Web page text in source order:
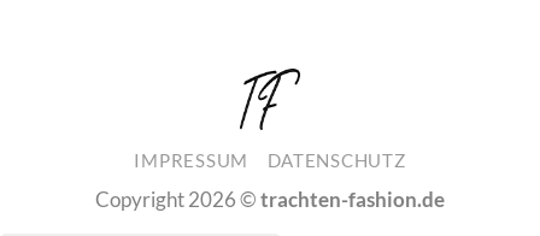
IMPRESSUM DATENSCHUTZ
Copyright 2026 ©trachten-fashion.de